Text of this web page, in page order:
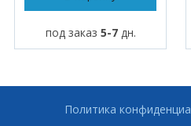
под заказ 5-7дн.
Политика